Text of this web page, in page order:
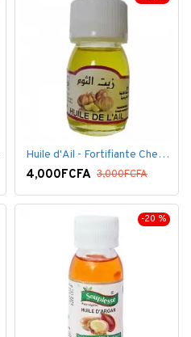
Huile d'Ail - Fortifiante Cheveux
4,000FCFA 3,000FCFA
-20 %